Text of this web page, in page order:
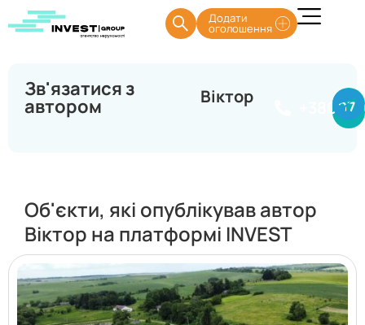
Додати
оголошення
Зв'язатися з
автором Віктор
Об'єкти, які опублікував автор
Віктор на платформі INVEST